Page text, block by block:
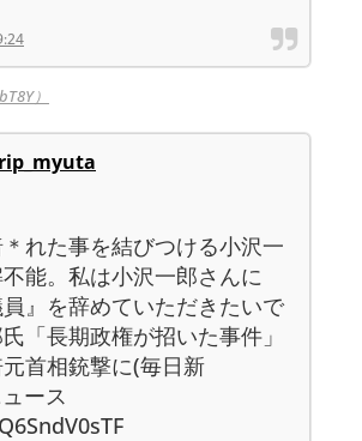
）
れた事を結びつける小沢一
能。私は小沢一郎さんに
員』を辞めていただきたいで
「長期政権が招いた事件」
首相銃撃に(毎日新
ース